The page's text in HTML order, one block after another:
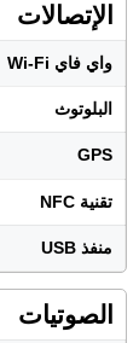
الإتصالات
واي فاي Wi-Fi
البلوتوث
GPS
تقنية NFC
منفذ USB
الصوتيات